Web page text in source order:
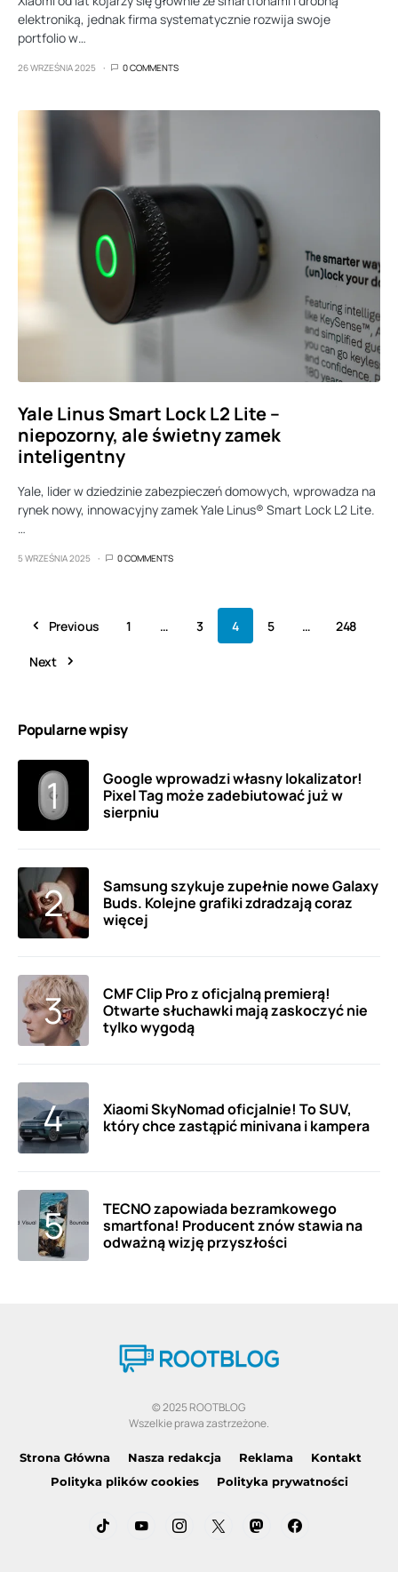
elektroniką, jednak firma systematycznie rozwija swoje
portfolio w…
26 WRZEŚNIA 2025 0 COMMENTS
Yale Linus Smart Lock L2 Lite –
niepozorny, ale świetny zamek
inteligentny
Yale, lider w dziedzinie zabezpieczeń domowych, wprowadza na
rynek nowy, innowacyjny zamek Yale Linus® Smart Lock L2 Lite.
…
5 WRZEŚNIA 2025 0 COMMENTS
Previous 1 … 3 4 5 … 248
Next
Popularne wpisy
Google wprowadzi własny lokalizator!
Pixel Tag może zadebiutować już w
sierpniu
Samsung szykuje zupełnie nowe Galaxy
Buds. Kolejne grafiki zdradzają coraz
więcej
CMF Clip Pro z oficjalną premierą!
Otwarte słuchawki mają zaskoczyć nie
tylko wygodą
Xiaomi SkyNomad oficjalnie! To SUV,
który chce zastąpić minivana i kampera
TECNO zapowiada bezramkowego
smartfona! Producent znów stawia na
odważną wizję przyszłości
© 2025 ROOTBLOG
Wszelkie prawa zastrzeżone.
Strona Główna Nasza redakcja Reklama
Kontakt
Polityka plików cookies
Polityka prywatności